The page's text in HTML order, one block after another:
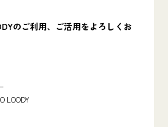
のご利用、ご活用をよろしくお
LOODY